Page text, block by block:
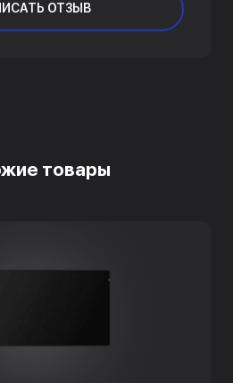
ОТЗЫВ
товары